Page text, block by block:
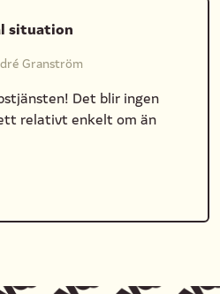
situation
Granström
Det blir ingen
relativt enkelt om än